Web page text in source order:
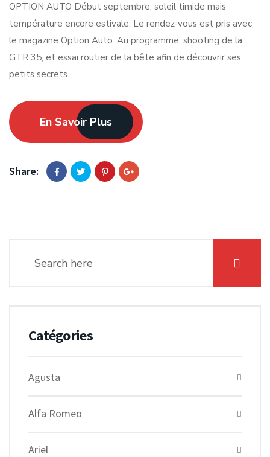
OPTION AUTO Début septembre, soleil timide mais
température encore estivale. Le rendez-vous est pris avec
le magazine Option Auto. Au programme, shooting de la
GTR 35, et essai routier de la bête afin de découvrir ses
petits secrets.
En Savoir Plus
Share:
Catégories
Agusta
Alfa Romeo
Ariel